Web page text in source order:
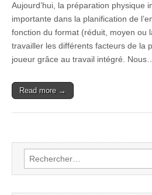
Aujourd’hui, la préparation physique
importante dans la planification de
fonction du format (réduit, moyen ou
travailler les différents facteurs de la
joueur grâce au travail intégré. Nous…
Read more →
Rechercher :